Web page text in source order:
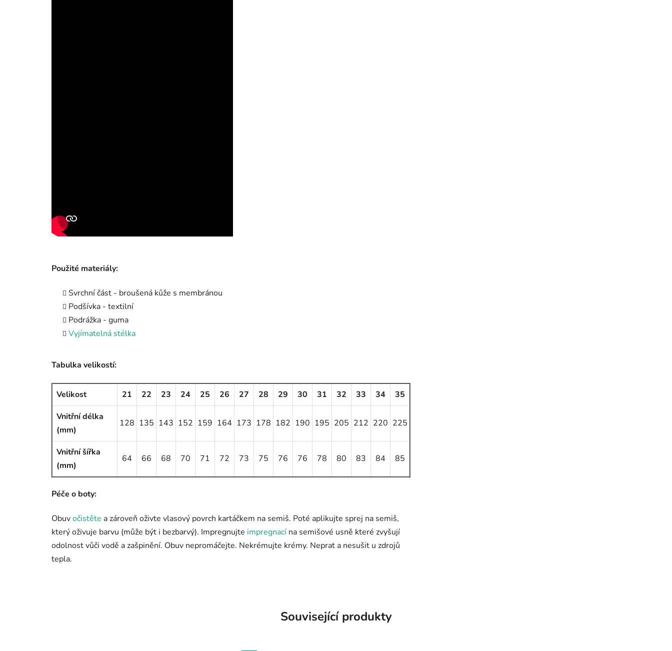
Použité materiály:
Svrchní část - broušená kůže s membránou
Podšívka - textilní
Podrážka - guma
Vyjímatelná stélka
Tabulka velikostí:
Velikost 21 22 23 24 25 26 27 28 29 30 31 32 33 34
35
Vnitřní délka
(mm)
128 135 143 152 159 164 173 178 182 190 195 205 212 220 225
Vnitřní šířka
(mm)
64 66 68 70 71 72 73 75 76 76 78 80 83 84 85
Péče o boty:
Obuvočistěte a zároveň oživte vlasový povrch kartáčkem na semiš. Poté aplikujte sprej na semiš,
který oživuje barvu (může být i bezbarvý). Impregnujte impregnací na semišové usně které zvyšují
odolnost vůči vodě a zašpinění. Obuv nepromáčejte. Nekrémujte krémy. Neprat a nesušit u zdrojů
tepla.
Související produkty